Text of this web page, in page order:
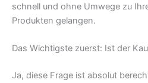
schnell und ohne Umwege zu
Produkten gelangen.
Das Wichtigste zuerst: Ist der
Ja, diese Frage ist absolut